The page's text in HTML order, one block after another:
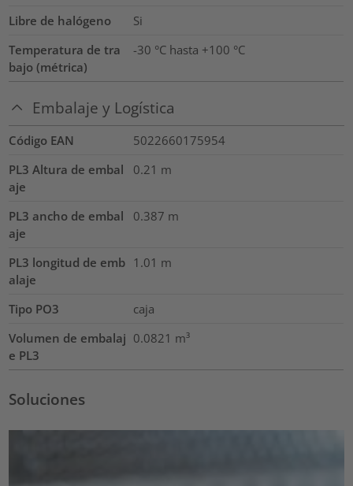
Libre de halógeno
Si
Temperatura de tra
bajo (métrica)
-30 °C hasta +100 °C
Embalaje y Logística
Código EAN
5022660175954
PL3 Altura de embal
aje
0.21 m
PL3 ancho de embal
aje
0.387 m
PL3 longitud de emb
alaje
1.01 m
Tipo PO3
caja
Volumen de embalaj
e PL3
0.0821 m³
Soluciones